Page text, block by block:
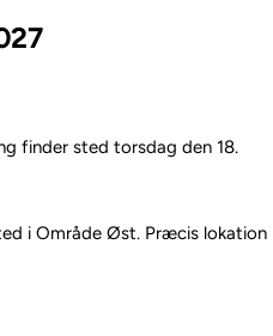
finder sted torsdag den 18.
i Område Øst. Præcis lokation